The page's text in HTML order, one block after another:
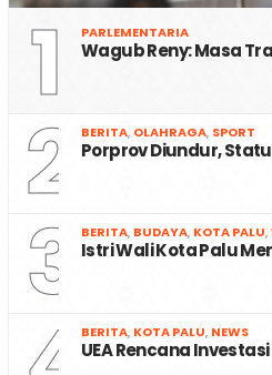
1 PARLEMENTARIA
Wagub Reny: Masa
2 BERITA, OLAHRAGA, SPORT
Porprov Diundur,
3 BERITA, BUDAYA, KOTA PALU,
Istri Wali Kota Palu
BERITA, KOTA PALU, NEWS
UEA Rencana Investasi